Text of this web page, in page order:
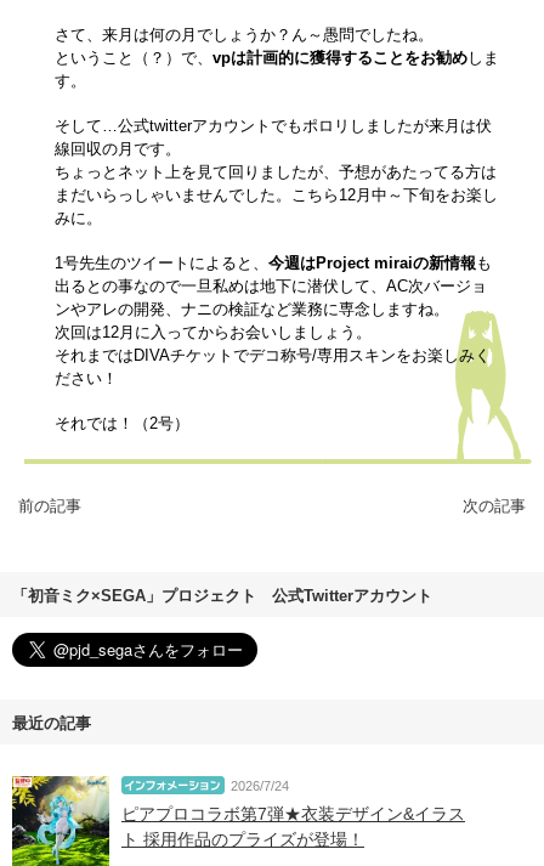
さて、来月は何の月でしょうか？ん～愚問でしたね。
ということ（？）で、 vpは計画的に獲得することをお勧めしま
す。
そして…公式twitterアカウントでもポロリしましたが来月は伏
線回収の月です。
ちょっとネット上を見て回りましたが、予想があたってる方は
まだいらっしゃいませんでした。こちら12月中～下旬をお楽し
みに。
1号先生のツイートによると、 今週はProject miraiの新情報 も
出るとの事なので一旦私めは地下に潜伏して、 AC次バージョ
ンやアレの開発、 ナニの検証など業務に専念しますね。
次回は12月に入ってからお会いしましょう。
それまではDIVAチケットでデコ称号/専用スキンをお楽しみく
ださい！
それでは！（2号）
前の記事 次の記事
「初音ミク×SEGA」プロジェクト 公式Twitterアカウント
最近の記事
2026/7/24
ピアプロコラボ第7弾★衣装デザイン&イラス
ト 採用作品のプライズが登場！